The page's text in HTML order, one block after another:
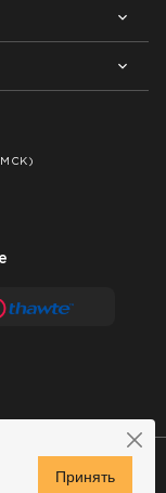
МСК)
MindMachine